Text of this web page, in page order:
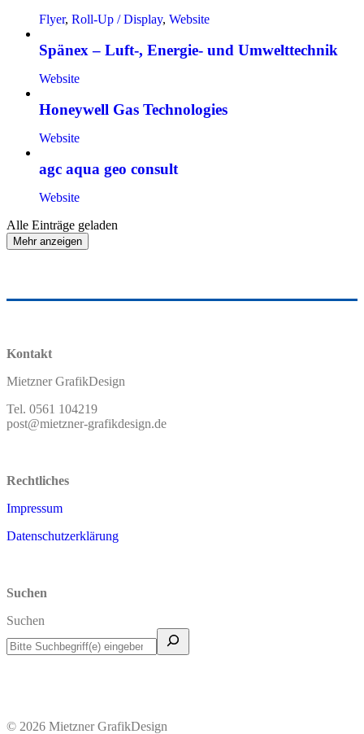
Flyer, Roll-Up / Display, Website
Spänex – Luft-, Energie- und Umwelttechnik
Website
Honeywell Gas Technologies
Website
agc aqua geo consult
Website
Alle Einträge geladen
Mehr anzeigen
Kontakt
Mietzner GrafikDesign
Tel. 0561 104219
post@mietzner-grafikdesign.de
Rechtliches
Impressum
Datenschutzerklärung
Suchen
Suchen
© 2026 Mietzner GrafikDesign